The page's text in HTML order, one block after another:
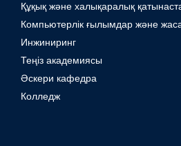
Құқық және халықаралық
Компьютерлік ғылымдар және
Инжиниринг
Теңіз академиясы
Әскери кафедра
Колледж